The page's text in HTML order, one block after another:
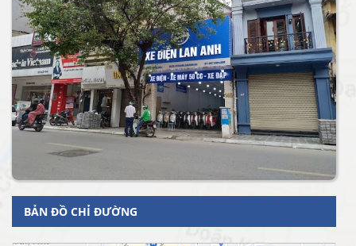
BẢN ĐỒ CHỈ ĐƯỜNG